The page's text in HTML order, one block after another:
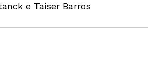
e Taiser Barros